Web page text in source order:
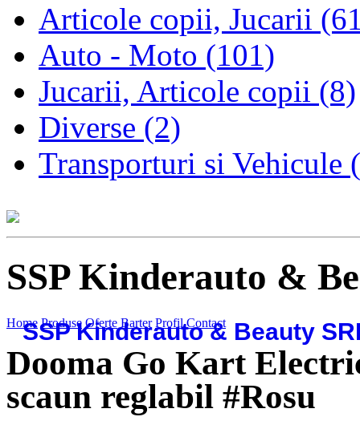
Articole copii, Jucarii
Auto - Moto (101)
Jucarii, Articole copii (8)
Diverse (2)
Transporturi si Vehicule
SSP Kinderauto & Beauty
SSP Kinderauto &
Home Produse Oferte Barter Profil Contact
Dooma Go Kart
scaun reglabil #Rosu